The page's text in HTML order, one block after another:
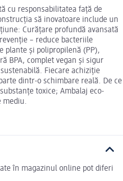
cu responsabilitatea față de
să inovatoare include un
Curățare profundă avansată
– reduce bacteriile
plante și polipropilenă (PP),
BPA, complet vegan și sigur
Fiecare achiziție
dintr-o schimbare reală. De ce
toxice; Ambalaj eco-
mediu.
în magazinul online pot diferi